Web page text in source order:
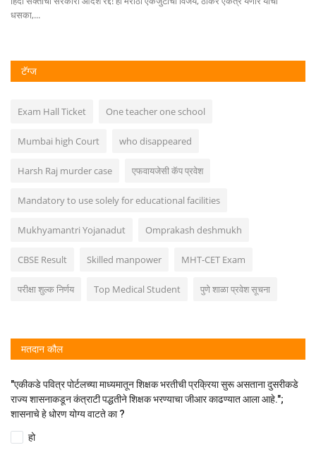
धसका,...
टॅग्ज
Exam Hall Ticket One teacher one school
Mumbai high Court who disappeared
Harsh Raj murder case एफवायजेसी कॅप प्रवेश
Mandatory to use solely for educational facilities
Mukhyamantri Yojanadut Omprakash deshmukh
CBSE Result Skilled manpower MHT-CET Exam
परीक्षा शुल्क निर्णय Top Medical Student पुणे शाळा प्रवेश सूचना
मतदान कौल
"एकीकडे पवित्र पोर्टलच्या माध्यमातून शिक्षक भरतीची प्रक्रिया सुरू असताना दुसरीकडे
राज्य शासनाकडून कंत्राटी पद्धतीने शिक्षक भरण्याचा जीआर काढण्यात आला आहे.";
शासनाचे हे धोरण योग्य वाटते का ?
हो